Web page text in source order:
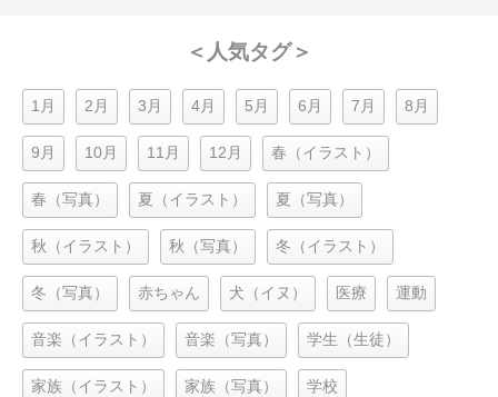
＜人気タグ＞
1月 2月 3月 4月 5月 6月 7月 8月
9月 10月 11月 12月 春（イラスト）
春（写真） 夏（イラスト） 夏（写真）
秋（イラスト） 秋（写真） 冬（イラスト）
冬（写真） 赤ちゃん 犬（イヌ） 医療 運動
音楽（イラスト） 音楽（写真） 学生（生徒）
家族（イラスト） 家族（写真） 学校